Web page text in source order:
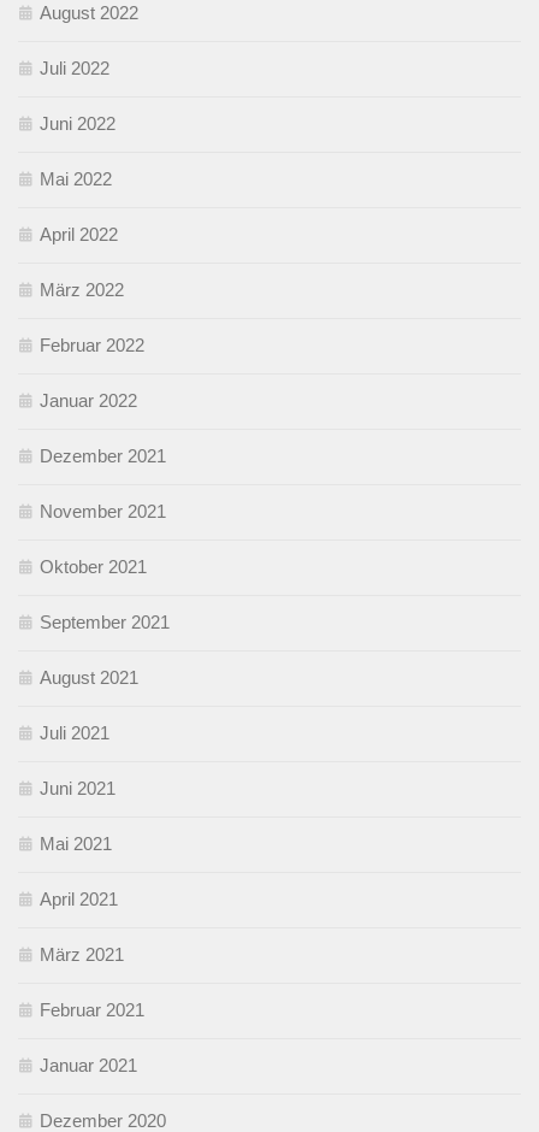
August 2022
Juli 2022
Juni 2022
Mai 2022
April 2022
März 2022
Februar 2022
Januar 2022
Dezember 2021
November 2021
Oktober 2021
September 2021
August 2021
Juli 2021
Juni 2021
Mai 2021
April 2021
März 2021
Februar 2021
Januar 2021
Dezember 2020